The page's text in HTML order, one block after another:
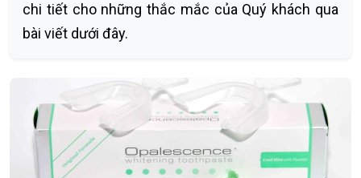
chi tiết cho những thắc mắc của Quý khách qua
bài viết dưới đây.